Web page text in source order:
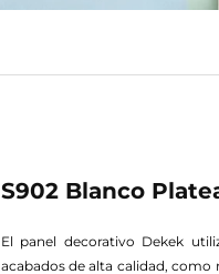
S902 Blanco
El panel decorativo Dekek
acabados de alta calidad, como